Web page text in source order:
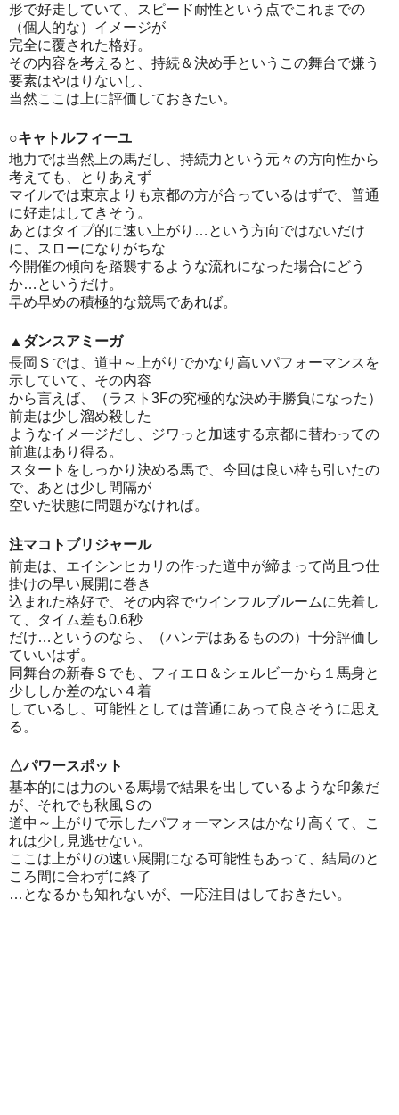
形で好走していて、スピード耐性という点でこれまでの
（個人的な）イメージが
完全に覆された格好。
その内容を考えると、持続＆決め手というこの舞台で嫌う
要素はやはりないし、
当然ここは上に評価しておきたい。
○キャトルフィーユ
地力では当然上の馬だし、持続力という元々の方向性から
考えても、とりあえず
マイルでは東京よりも京都の方が合っているはずで、普通
に好走はしてきそう。
あとはタイプ的に速い上がり…という方向ではないだけ
に、スローになりがちな
今開催の傾向を踏襲するような流れになった場合にどう
か…というだけ。
早め早めの積極的な競馬であれば。
▲ダンスアミーガ
長岡Ｓでは、道中～上がりでかなり高いパフォーマンスを
示していて、その内容
から言えば、（ラスト3Fの究極的な決め手勝負になった）
前走は少し溜め殺した
ようなイメージだし、ジワっと加速する京都に替わっての
前進はあり得る。
スタートをしっかり決める馬で、今回は良い枠も引いたの
で、あとは少し間隔が
空いた状態に問題がなければ。
注マコトブリジャール
前走は、エイシンヒカリの作った道中が締まって尚且つ仕
掛けの早い展開に巻き
込まれた格好で、その内容でウインフルブルームに先着し
て、タイム差も0.6秒
だけ…というのなら、（ハンデはあるものの）十分評価し
ていいはず。
同舞台の新春Ｓでも、フィエロ＆シェルビーから１馬身と
少ししか差のない４着
しているし、可能性としては普通にあって良さそうに思え
る。
△パワースポット
基本的には力のいる馬場で結果を出しているような印象だ
が、それでも秋風Ｓの
道中～上がりで示したパフォーマンスはかなり高くて、こ
れは少し見逃せない。
ここは上がりの速い展開になる可能性もあって、結局のと
ころ間に合わずに終了
…となるかも知れないが、一応注目はしておきたい。